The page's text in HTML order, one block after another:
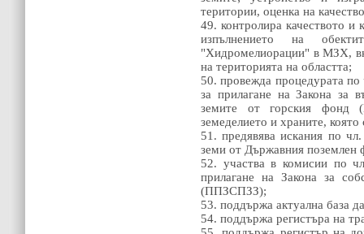
територии, оценка на
49. контролира качеството и
изпълнението на
"Хидромелиорации" в МЗХ,
на територията на областта;
50. провежда процедурата
за прилагане на Закона за
земите от горския фонд
земеделието и храните,
51. предявява искания по
земи от Държавния
52. участва в комисии по
прилагане на Закона за
(ППЗСПЗЗ);
53. поддържа актуална база
54. поддържа регистъра на